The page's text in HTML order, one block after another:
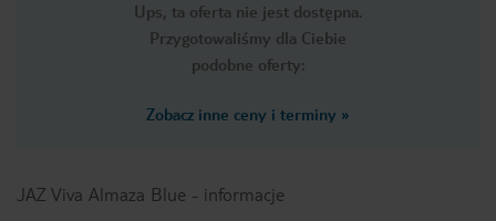
Ups, ta oferta nie jest dostępna.
Przygotowaliśmy dla Ciebie
podobne oferty:
Zobacz inne ceny i terminy »
JAZ Viva Almaza Blue - informacje